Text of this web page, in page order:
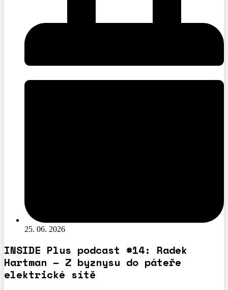
25. 06. 2026
INSIDE Plus podcast #14: Radek
Hartman – Z byznysu do páteře
elektrické sítě